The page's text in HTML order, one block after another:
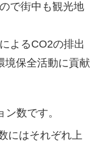
で街中も観光地
よるCO2の排出
境保全活動に貢献
数です。
にはそれぞれ上